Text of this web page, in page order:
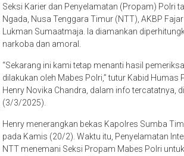
Seksi Karier dan Penyelamatan (Propam) Polri
Ngada, Nusa Tenggara Timur (NTT), AKBP
Lukman Sumaatmaja. Ia diamankan
narkoba dan amoral.
“Sekarang ini kami tetap menanti hasil
dilakukan oleh Mabes Polri,” tutur Kabid Humas
Henry Novika Chandra, dalam info tercatatnya,
(3/3/2025).
Henry menerangkan bekas Kapolres Sumba
pada Kamis (20/2). Waktu itu, Penyelamatan
NTT menemani Seksi Propam Mabes Polri